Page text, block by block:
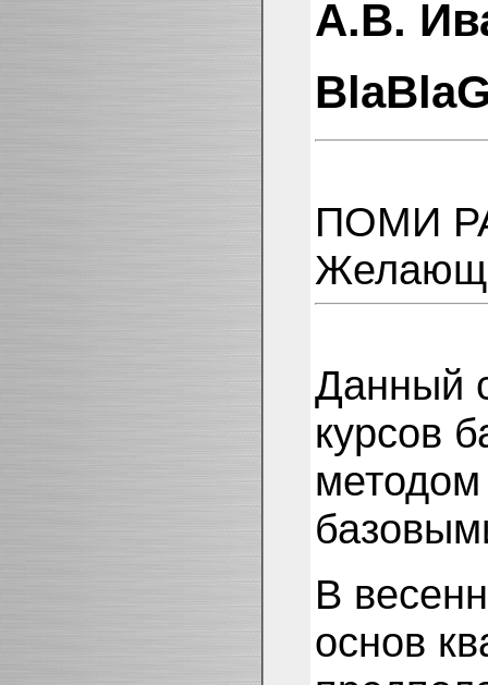
А.В.
ПОМИ
Данный
курсов
методом
В
основ